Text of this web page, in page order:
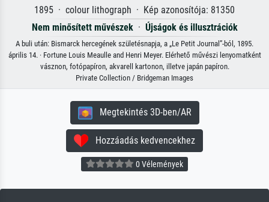
1895 · colour lithograph · Kép azonosítója: 81350
Nem minősített művészek· Újságok és illusztrációk
A buli után: Bismarck hercegének születésnapja, a „Le Petit Journal”-ból, 1895.
április 14. · Fortune Louis Meaulle and Henri Meyer. Elérhető művészi lenyomatként
vásznon, fotópapíron, akvarell kartonon, illetve japán papíron.
Private Collection / Bridgeman Images
Megtekintés 3D-ben/AR
Hozzáadás kedvencekhez
0 Vélemények